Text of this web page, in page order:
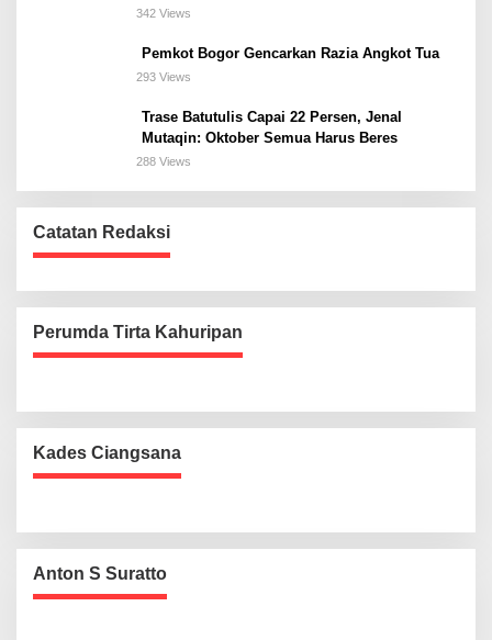
Bogor Selatan
342 Views
Pemkot Bogor Gencarkan Razia Angkot Tua
293 Views
Trase Batutulis Capai 22 Persen, Jenal
Mutaqin: Oktober Semua Harus Beres
288 Views
Catatan Redaksi
Perumda Tirta Kahuripan
Kades Ciangsana
Anton S Suratto